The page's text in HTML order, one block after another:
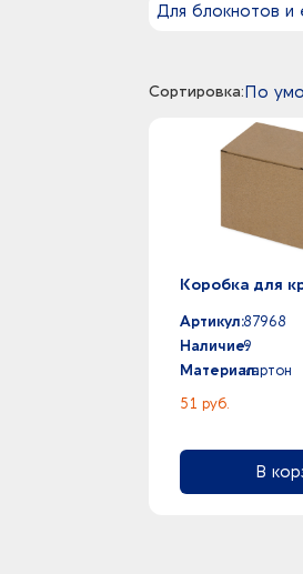
Для блокнотов и
Сортировка:По
Коробка для
Артикул:87968
Наличие:9
Материал:картон
51 руб.
В